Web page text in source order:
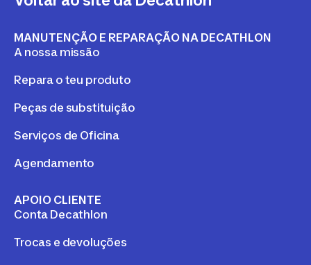
MANUTENÇÃO E REPARAÇÃO NA DECATHLON
A nossa missão
Repara o teu produto
Peças de substituição
Serviços de Oficina
Agendamento
APOIO CLIENTE
Conta Decathlon
Trocas e devoluções